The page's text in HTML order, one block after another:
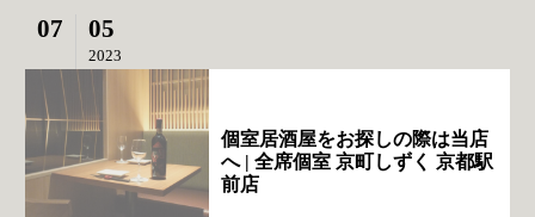
07 05
2023
個室居酒屋をお探しの際は当店
へ | 全席個室 京町しずく 京都駅
前店